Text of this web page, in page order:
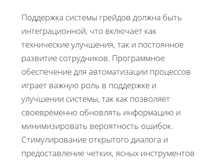
Поддержка системы грейдов должна быть
интеграционной, что включает как
технические улучшения, так и постоянное
развитие сотрудников. Программное
обеспечение для автоматизации процессов
играет важную роль в поддержке и
улучшении системы, так как позволяет
своевременно обновлять информацию и
минимизировать вероятность ошибок.
Стимулирование открытого диалога и
предоставление четких, ясных инструментов